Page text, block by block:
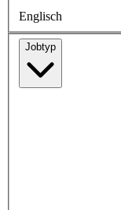
Englisch
Jobtyp